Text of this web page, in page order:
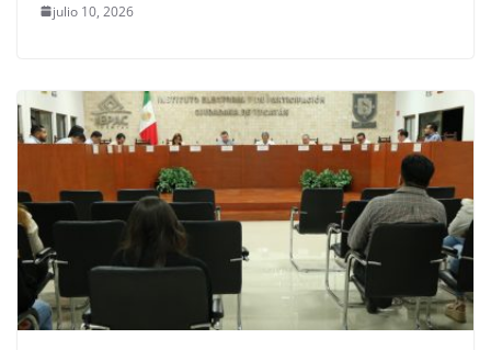
julio 10, 2026